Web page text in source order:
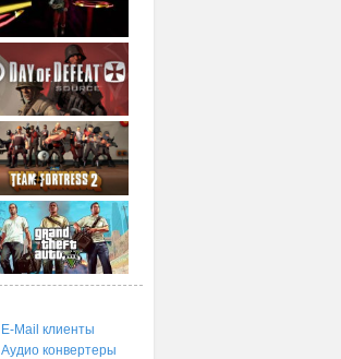
E-Mail клиенты
Аудио конвертеры